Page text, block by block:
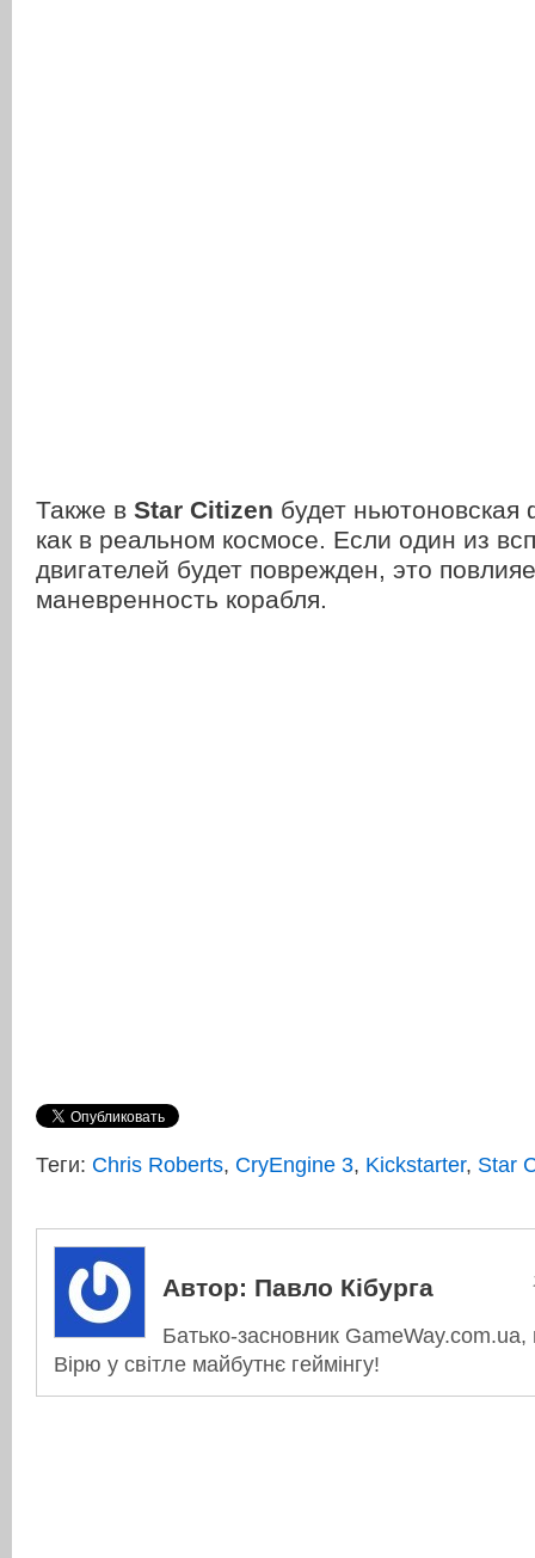
Также в Star Citizen будет ньютоновская
как в реальном космосе. Если один из
двигателей будет поврежден, это
маневренность корабля.
Теги: Chris Roberts, CryEngine 3, Kickstarter, Star
Автор: Павло Кібурга
Батько-засновник
Вірю у світле майбутнє геймінгу!